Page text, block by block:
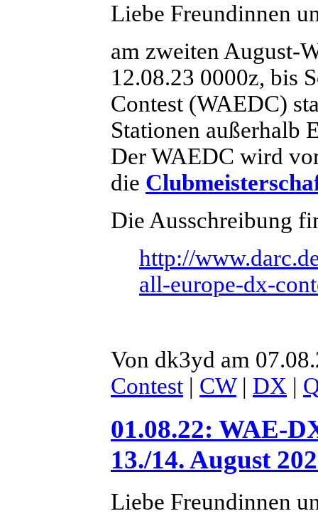
Liebe Freundinnen
am zweiten August-
12.08.23 0000z, bis
Contest (WAEDC)
Stationen außerhalb
Der WAEDC wird
die
Die Ausschreibung
http://
all-europe-dx-
Von dk3yd am
Contest | CW| DX |
01.08.22: WAE-
13./14. August
Liebe Freundinnen